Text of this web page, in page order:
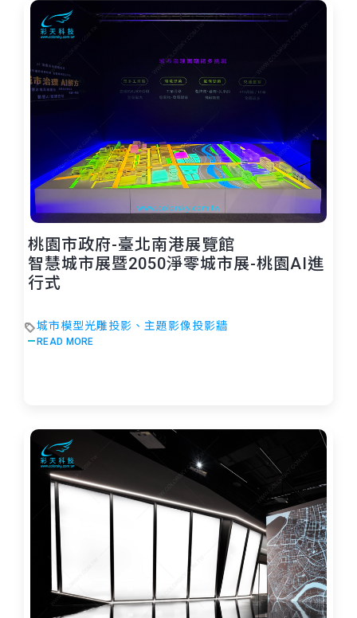
桃園市政府-臺北南港展覽館
智慧城市展暨2050淨零城市展-桃園AI進
行式
城市模型光雕投影、主題影像投影牆
READ MORE